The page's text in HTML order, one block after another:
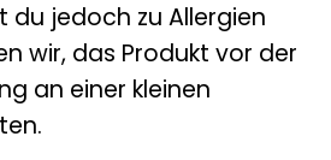
du jedoch zu Allergien
wir, das Produkt vor der
an einer kleinen